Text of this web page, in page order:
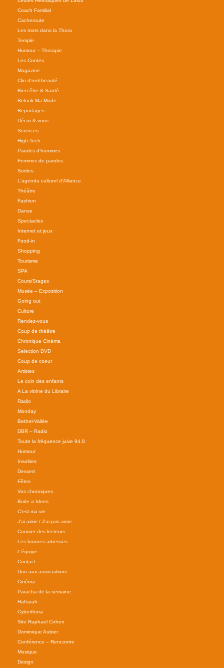
Coach Familial
Cacheroute
Les mots dans la Thora
Temple
Humour – Thorapie
Les Contes
Magazine
Clin d'oeil beauté
Bien-être & Santé
Relook Ma Mode
Reportages
Décor & vous
Sciences
High-Tech
Paroles d'hommes
Femmes de paroles
Sorties
L'agenda culturel d'Alliance
Théâtre
Fashion
Danse
Spectacles
Internet et jeux
Food-in
Shopping
Tourisme
SPA
Cours/Stages
Musée – Exposition
Going out
Culture
Rendez-vous
Coup de théâtre
Chronique Cinéma
Selection DVD
Coup de coeur
Artistes
Le coin des enfants
A La vitrine du Libraire
Radio
Monday
Bethel-Vallée
DBR – Radio
Toute la fréquence juive 94.8
Humour
Insolites
Dessert
Fêtes
Vos chroniques
Boite a Idees
C'est ma vie
J'ai aime / J'ai pas aime
Courrier des lecteurs
Les bonnes adresses
L'équipe
Contact
Don aux associations
Cinéma
Paracha de la semaine
Haftarah
Cyberthora
Site Raphael Cohen
Dominique Aubier
Conférence – Rencontre
Musique
Design